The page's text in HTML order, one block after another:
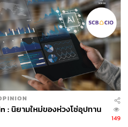
าโถมเข้ามาเร็ว แต่ถ้าทุกฝ่ายร่วม
ม่จะไม่ถูกทิ้งไว้ข้างหลัง เพราะ
ำหรับอนาคต ไม่ใช่แค่หน้าที่ของ
อความรับผิดชอบร่วมกันของทั้ง
intelligence - AI)
หางาน
รงงาน Key Takeaway
: นิยามใหม่ของห่วงโซ่อุปทาน
149